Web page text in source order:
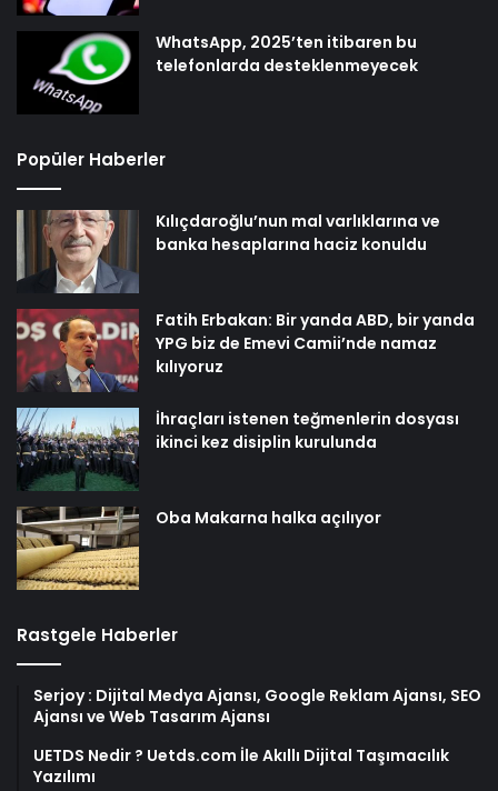
WhatsApp, 2025’ten itibaren bu
telefonlarda desteklenmeyecek
Popüler Haberler
Kılıçdaroğlu’nun mal varlıklarına ve
banka hesaplarına haciz konuldu
Fatih Erbakan: Bir yanda ABD, bir yanda
YPG biz de Emevi Camii’nde namaz
kılıyoruz
İhraçları istenen teğmenlerin dosyası
ikinci kez disiplin kurulunda
Oba Makarna halka açılıyor
Rastgele Haberler
Serjoy : Dijital Medya Ajansı, Google Reklam Ajansı, SEO
Ajansı ve Web Tasarım Ajansı
UETDS Nedir ? Uetds.com İle Akıllı Dijital Taşımacılık
Yazılımı